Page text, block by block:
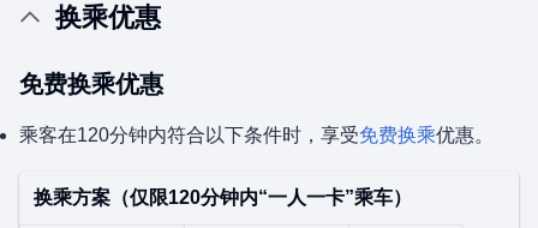
换乘优惠
免费换乘优惠
乘客在120分钟内符合以下条件时，享受免费换乘优惠。
换乘方案（仅限120分钟内“一人一卡”乘车）